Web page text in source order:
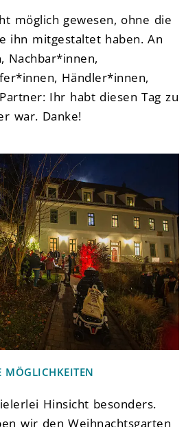
möglich gewesen, ohne die
ihn mitgestaltet haben. An
Nachbar*innen,
Händler*innen,
Ihr habt diesen Tag zu
war. Danke!
MÖGLICHKEITEN
Hinsicht besonders.
wir den Weihnachtsgarten